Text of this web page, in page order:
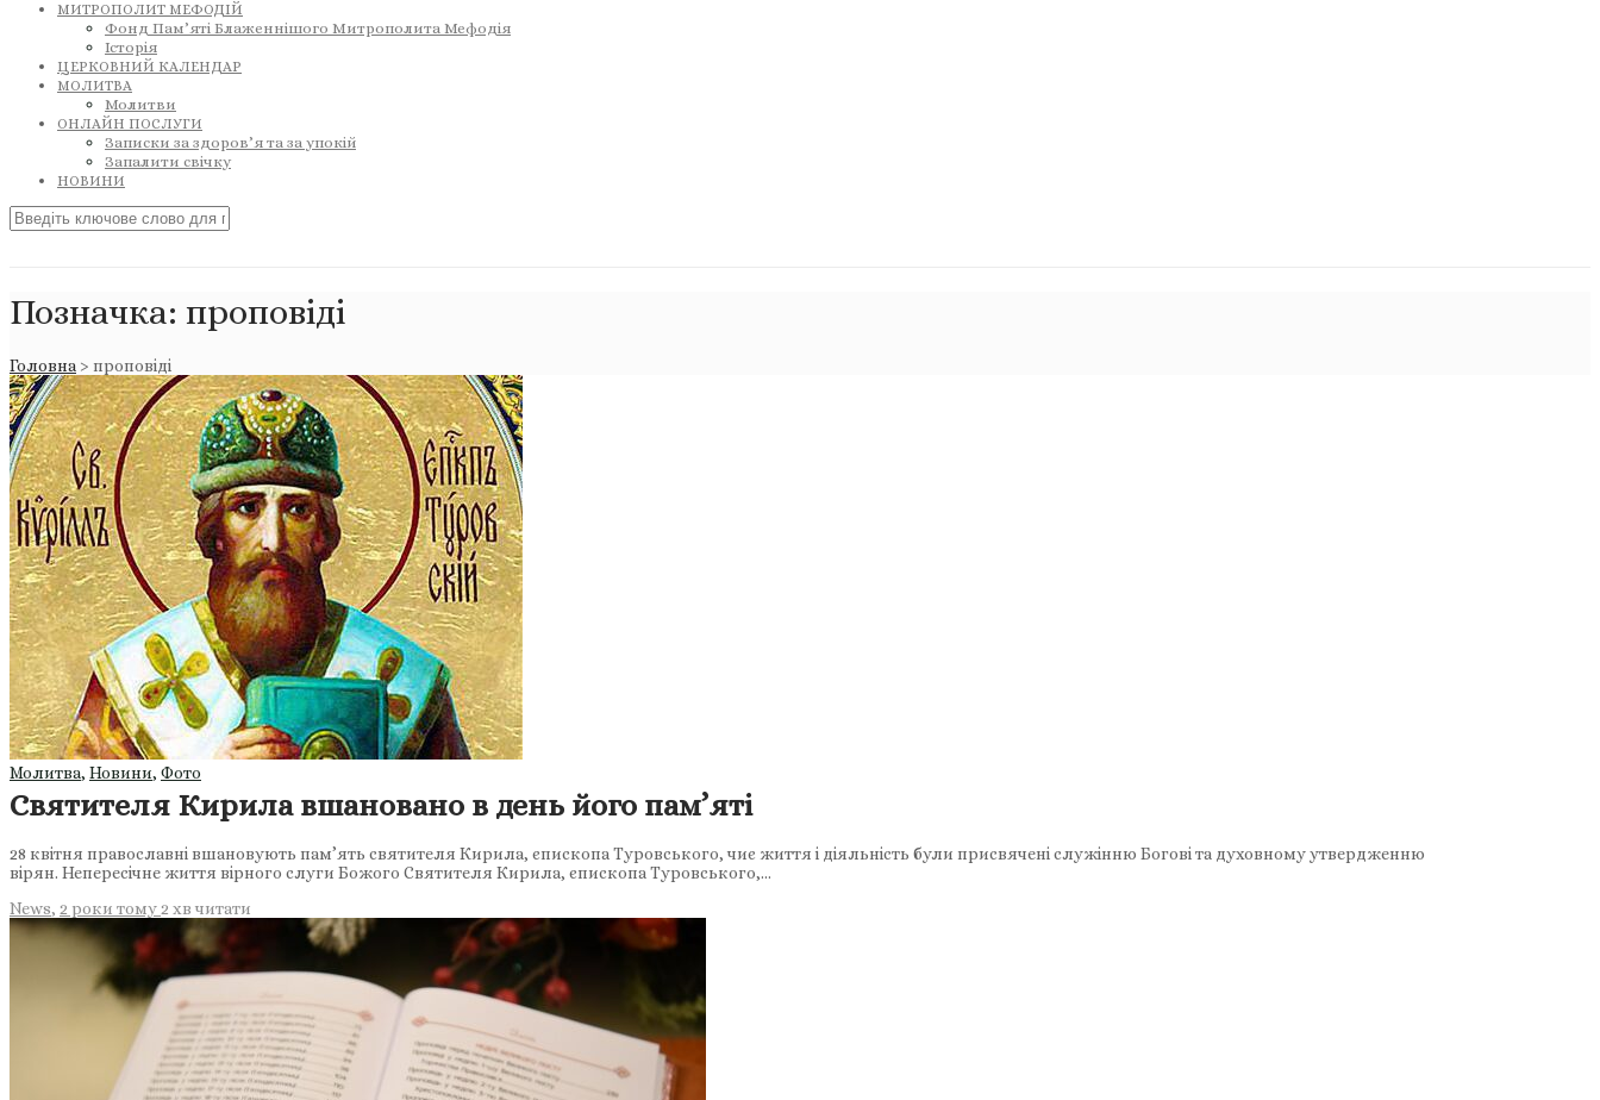
МИТРОПОЛИТ МЕФОДІЙ
Фонд Пам’яті Блаженнішого Митрополита Мефодія
Історія
ЦЕРКОВНИЙ КАЛЕНДАР
МОЛИТВА
Молитви
ОНЛАЙН ПОСЛУГИ
Записки за здоров’я та за упокій
Запалити свічку
НОВИНИ
Позначка: проповіді
Головна > проповіді
Молитва, Новини, Фото
Святителя Кирила вшановано в день його пам’яті
28 квітня православні вшановують пам’ять святителя Кирила, єпископа Туровського, чиє життя і діяльність були присвячені служінню Богові та духовному утвердженню
вірян. Непересічне життя вірного слуги Божого Святителя Кирила, єпископа Туровського,…
News, 2 роки тому 2 хв читати